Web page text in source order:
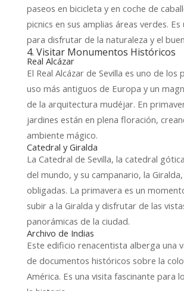
paseos en bicicleta y en coche de
picnics en sus amplias áreas verdes. Es
para disfrutar de la naturaleza y el
4. Visitar Monumentos Históricos
Real Alcázar
El Real Alcázar de Sevilla es uno de los
uso más antiguos de Europa y un
de la arquitectura mudéjar. En
jardines están en plena floración,
ambiente mágico.
Catedral y Giralda
La Catedral de Sevilla, la catedral
del mundo, y su campanario, la
obligadas. La primavera es un
subir a la Giralda y disfrutar de las
panorámicas de la ciudad.
Archivo de Indias
Este edificio renacentista alberga una
de documentos históricos sobre la
América. Es una visita fascinante para